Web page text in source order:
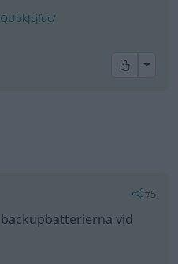
i batteriet för att kunna
All
#5
vid